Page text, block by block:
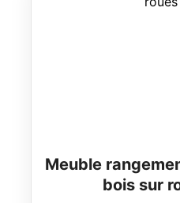
Meuble
bois sur